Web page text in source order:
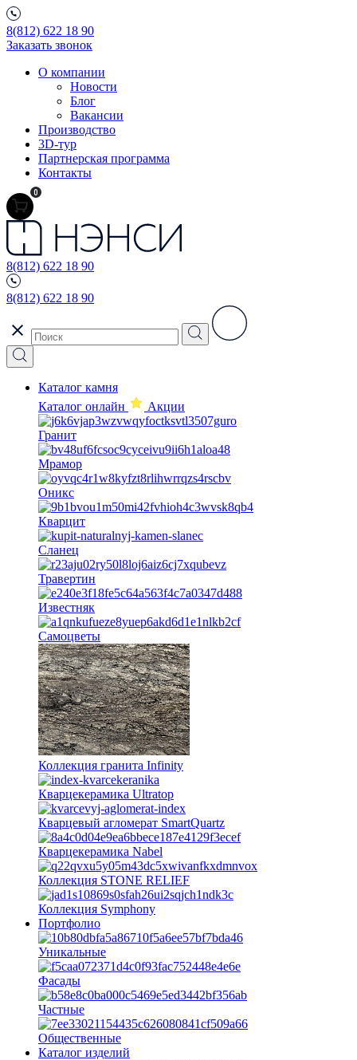
8(812) 622 18 90
Заказать звонок
О компании
Новости
Блог
Вакансии
Производство
3D-тур
Партнерская программа
Контакты
0
8(812) 622 18 90
8(812) 622 18 90
Каталог камня
Каталог онлайн
Акции
Гранит
Мрамор
Оникс
Кварцит
Сланец
Травертин
Известняк
Самоцветы
Коллекция гранита Infinity
Кварцекерамика Ultratop
Кварцевый агломерат SmartQuartz
Кварцекерамика Nabel
Коллекция STONE RELIEF
Коллекция Symphony
Портфолио
Уникальные
Фасады
Частные
Общественные
Каталог изделий